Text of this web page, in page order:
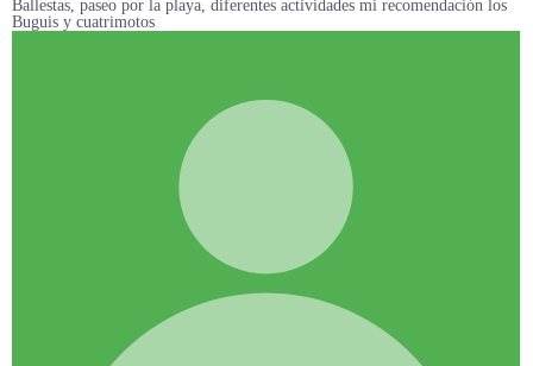
Ballestas, paseo por la playa, diferentes actividades mi recomendación los
Buguis y cuatrimotos